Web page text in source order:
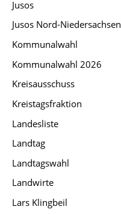
Jusos
Jusos Nord-Niedersachsen
Kommunalwahl
Kommunalwahl 2026
Kreisausschuss
Kreistagsfraktion
Landesliste
Landtag
Landtagswahl
Landwirte
Lars Klingbeil